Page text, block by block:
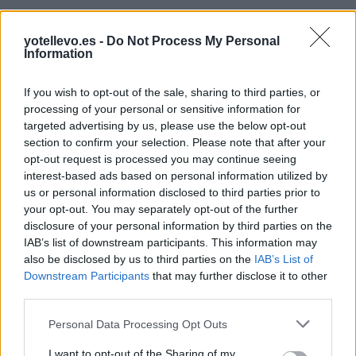
yotellevo.es - Do Not Process My Personal
Information
If you wish to opt-out of the sale, sharing to third parties, or
processing of your personal or sensitive information for
targeted advertising by us, please use the below opt-out
section to confirm your selection. Please note that after your
opt-out request is processed you may continue seeing
interest-based ads based on personal information utilized by
us or personal information disclosed to third parties prior to
your opt-out. You may separately opt-out of the further
disclosure of your personal information by third parties on the
IAB’s list of downstream participants. This information may
also be disclosed by us to third parties on the IAB’s List of
Downstream Participants that may further disclose it to other
Personal Data Processing Opt Outs
Resumen de datos de la ruta entre Cuenca y
Cornellà De Llobregat Barcelona
Tipo de
combustible
Precio
por litro
Gasto
5l/100km
Gasto
7l/100km
Gasto
10l/100km
Gasolina 95
0,00€ 28l.-
0,00€
39l.-
0,00€
56l.- 0,00€
Gasolina 98 0,00€ 28l.-
0,00€
39l. -
0,00€
56l. - 0,00€
Gasoil 0,00€ 28l. -39l. - 56l. - 0,00€
0,00€
0,00€